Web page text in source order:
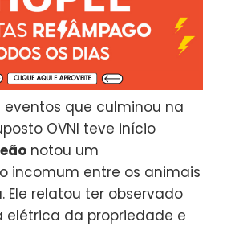
que culminou na
OVNI teve início
notou um
incomum entre os animais
Ele relatou ter observado
elétrica da propriedade e